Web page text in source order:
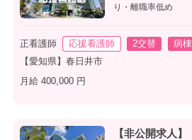
り・離職率低め
正看護師 応援看護師 2交替
病棟
【愛知県】春日井市
月給 400,000 円
【非公開求人】